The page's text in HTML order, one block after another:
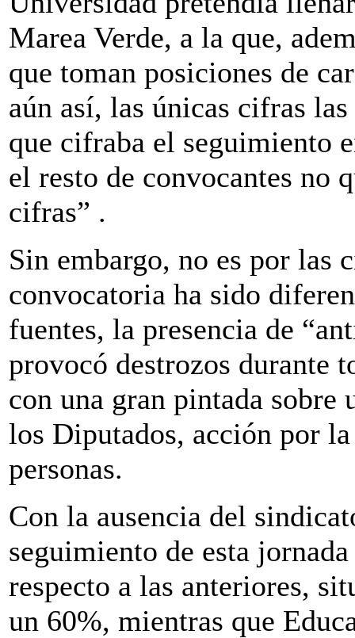
Marea Verde, a la que,
que toman posiciones de
aún así, las únicas cifras
que cifraba el seguimiento
el resto de convocantes no
cifras” .
Sin embargo, no es por las
convocatoria ha sido
fuentes, la presencia de
provocó destrozos durante
con una gran pintada sobre
los Diputados, acción por
personas.
Con la ausencia del
seguimiento de esta
respecto a las anteriores,
un 60%, mientras que